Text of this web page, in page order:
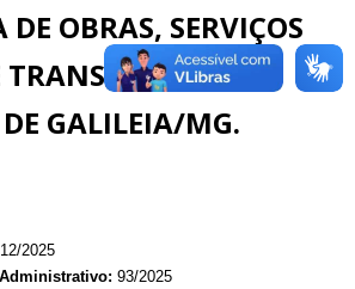
DE OBRAS, SERVIÇOS
DO
GALILEIA/MG.
12/2025
93/2025